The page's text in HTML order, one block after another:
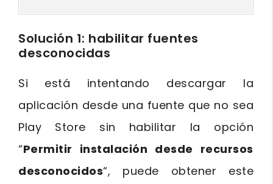
Solución 1: habilitar fuentes
desconocidas
Si está intentando descargar la
aplicación desde una fuente que no sea
Play Store sin habilitar la opción
“Permitir instalación desde recursos
desconocidos“, puede obtener este